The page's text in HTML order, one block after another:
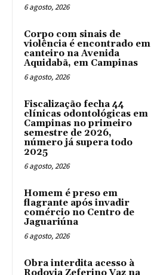
6 agosto, 2026
Corpo com sinais de
violência é encontrado em
canteiro na Avenida
Aquidabã, em Campinas
6 agosto, 2026
Fiscalização fecha 44
clínicas odontológicas em
Campinas no primeiro
semestre de 2026,
número já supera todo
2025
6 agosto, 2026
Homem é preso em
flagrante após invadir
comércio no Centro de
Jaguariúna
6 agosto, 2026
Obra interdita acesso à